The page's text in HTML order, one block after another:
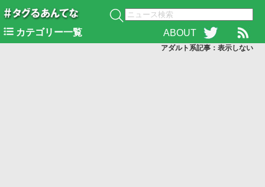
カテゴリー一覧 ABOUT
アダルト系記事：表示しない